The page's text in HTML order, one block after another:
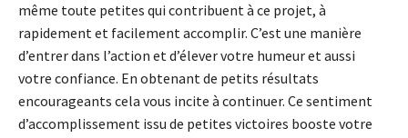
même toute petites qui contribuent à ce projet, à
rapidement et facilement accomplir. C’est une manière
d’entrer dans l’action et d’élever votre humeur et aussi
votre confiance. En obtenant de petits résultats
encourageants cela vous incite à continuer. Ce sentiment
d’accomplissement issu de petites victoires booste votre